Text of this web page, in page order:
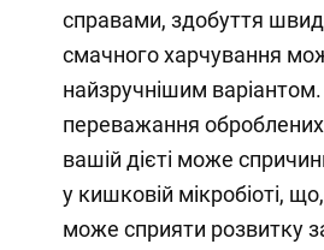
справами, здобуття
смачного харчування
найзручнішим
переважання оброблених
вашій дієті може
у кишковій мікробіоті,
може сприяти розвитку